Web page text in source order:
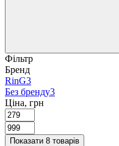
Фільтр
Бренд
RinG3
Без бренду3
Ціна, грн
Показати 8 товарів